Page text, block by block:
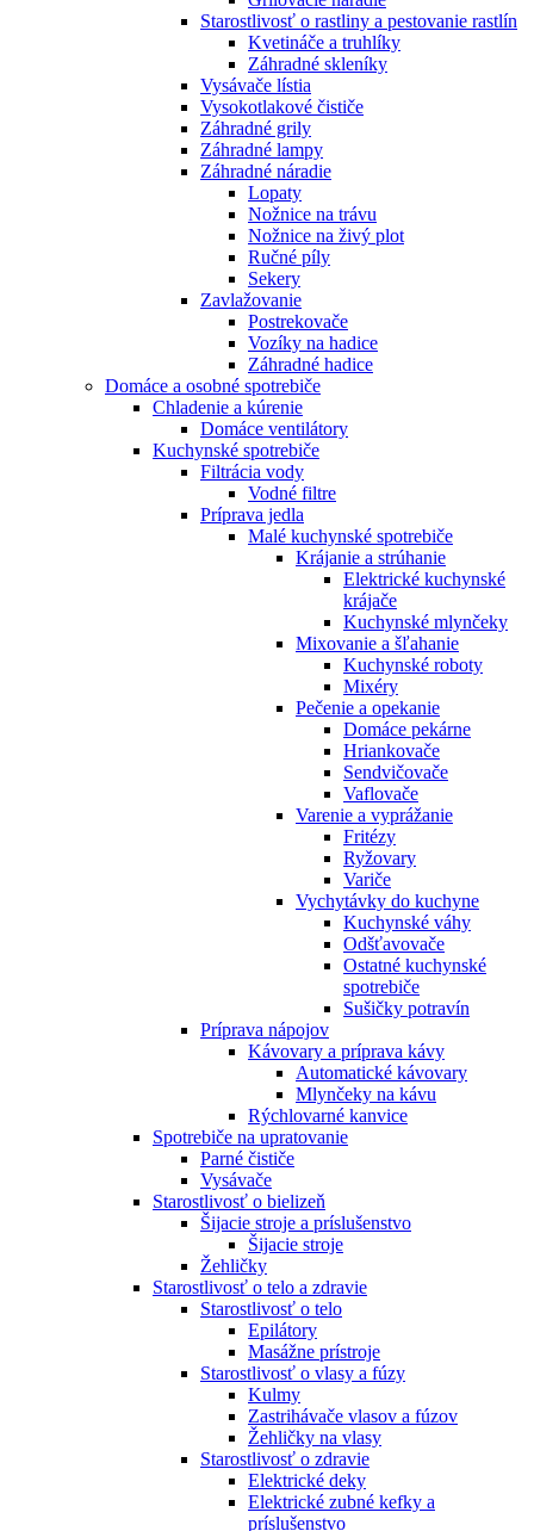
Starostlivosť o rastliny a pestovanie rastlín
Kvetináče a truhlíky
Záhradné skleníky
Vysávače lístia
Vysokotlakové čističe
Záhradné grily
Záhradné lampy
Záhradné náradie
Lopaty
Nožnice na trávu
Nožnice na živý plot
Ručné píly
Sekery
Zavlažovanie
Postrekovače
Vozíky na hadice
Záhradné hadice
Domáce a osobné spotrebiče
Chladenie a kúrenie
Domáce ventilátory
Kuchynské spotrebiče
Filtrácia vody
Vodné filtre
Príprava jedla
Malé kuchynské spotrebiče
Krájanie a strúhanie
Elektrické kuchynské
krájače
Kuchynské mlynčeky
Mixovanie a šľahanie
Kuchynské roboty
Mixéry
Pečenie a opekanie
Domáce pekárne
Hriankovače
Sendvičovače
Vaflovače
Varenie a vyprážanie
Fritézy
Ryžovary
Variče
Vychytávky do kuchyne
Kuchynské váhy
Odšťavovače
Ostatné kuchynské
spotrebiče
Sušičky potravín
Príprava nápojov
Kávovary a príprava kávy
Automatické kávovary
Mlynčeky na kávu
Rýchlovarné kanvice
Spotrebiče na upratovanie
Parné čističe
Vysávače
Starostlivosť o bielizeň
Šijacie stroje a príslušenstvo
Šijacie stroje
Žehličky
Starostlivosť o telo a zdravie
Starostlivosť o telo
Epilátory
Masážne prístroje
Starostlivosť o vlasy a fúzy
Kulmy
Zastrihávače vlasov a fúzov
Žehličky na vlasy
Starostlivosť o zdravie
Elektrické deky
Elektrické zubné kefky a
príslušenstvo